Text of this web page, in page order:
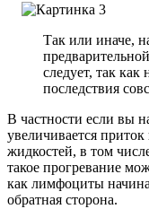
Так или иначе,
следует, так как
последствия
В частности если вы
увеличивается
жидкостей, в том
такое прогревание
как лимфоциты
обратная сторона.